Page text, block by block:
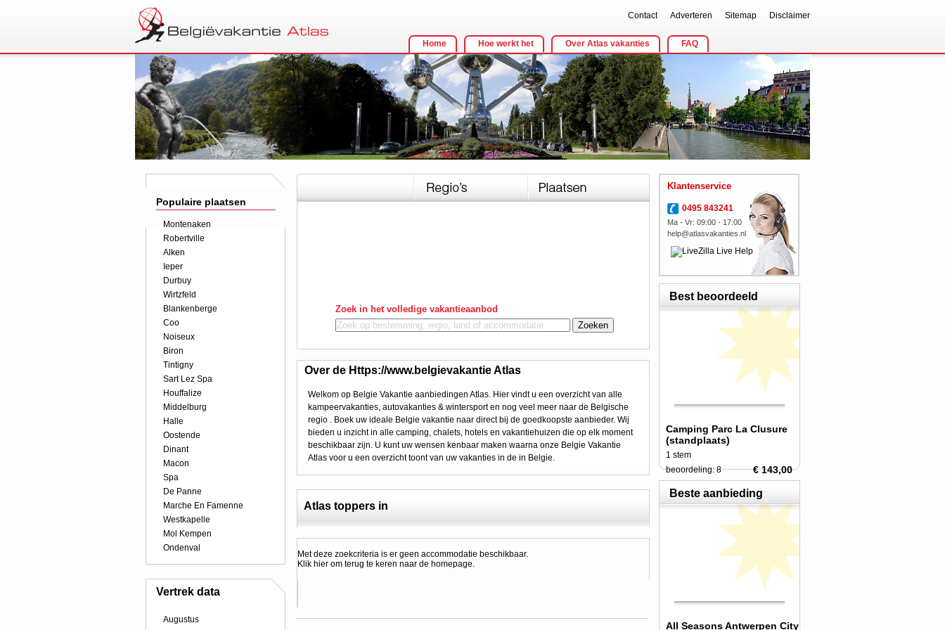
Contact Adverteren Sitemap Disclaimer
Home Hoe werkt het Over Atlas vakanties FAQ
Populaire plaatsen
Montenaken
Robertville
Alken
Ieper
Durbuy
Wirtzfeld
Blankenberge
Coo
Noiseux
Biron
Tintigny
Sart Lez Spa
Houffalize
Middelburg
Halle
Oostende
Dinant
Macon
Spa
De Panne
Marche En Famenne
Westkapelle
Mol Kempen
Ondenval
Vertrek data
Augustus
Zoek in het volledige vakantieaanbod
Over de Https://www.belgievakantie Atlas
Welkom op Belgie Vakantie aanbiedingen Atlas. Hier vindt u een overzicht van alle
kampeervakanties, autovakanties & wintersport en nog veel meer naar de Belgische
regio . Boek uw ideale Belgie vakantie naar direct bij de goedkoopste aanbieder. Wij
bieden u inzicht in alle camping, chalets, hotels en vakantiehuizen die op elk moment
beschikbaar zijn. U kunt uw wensen kenbaar maken waarna onze Belgie Vakantie
Atlas voor u een overzicht toont van uw vakanties in de in Belgie.
Atlas toppers in
Met deze zoekcriteria is er geen accommodatie beschikbaar.
Klik hier om terug te keren naar de homepage.
Klantenservice
0495 843241
Ma - Vr: 09:00 - 17:00
help@atlasvakanties.nl
Best beoordeeld
Camping Parc La Clusure
(standplaats)
1 stem
beoordeling: 8
€ 143,00
Beste aanbieding
All Seasons Antwerpen City